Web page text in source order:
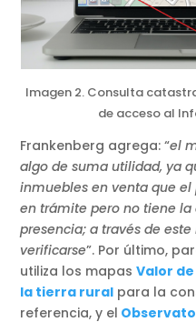
Imagen 2. Consulta
de acceso al
Frankenberg agrega: “el
algo de suma utilidad, ya
inmuebles en venta que
en trámite pero no tiene
presencia; a través de
verificarse”. Por último,
utiliza los mapasValor
la tierra rural para la
referencia, y el